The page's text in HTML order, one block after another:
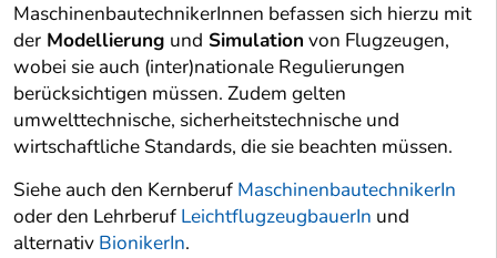
MaschinenbautechnikerInnen befassen sich hierzu mit
der Modellierung und Simulation von Flugzeugen,
wobei sie auch (inter)nationale Regulierungen
berücksichtigen müssen. Zudem gelten
umwelttechnische, sicherheitstechnische und
wirtschaftliche Standards, die sie beachten müssen.
Siehe auch den Kernberuf MaschinenbautechnikerIn
oder den Lehrberuf LeichtflugzeugbauerIn und
alternativ BionikerIn.